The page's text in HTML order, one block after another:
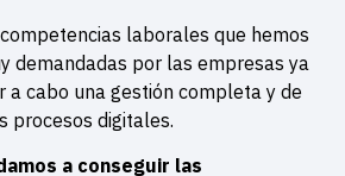
laborales que hemos
demandadas por las empresas ya
a cabo una gestión completa y de
procesos digitales.
a conseguir las